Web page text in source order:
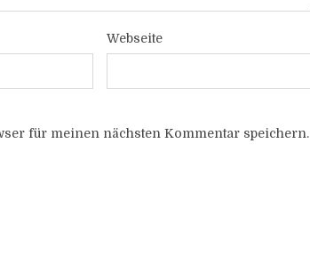
Webseite
für meinen nächsten Kommentar speichern.